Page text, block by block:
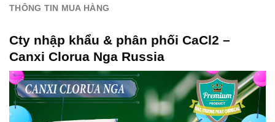
THÔNG TIN MUA HÀNG
Cty nhập khẩu & phân phối CaCl2 –
Canxi Clorua Nga Russia